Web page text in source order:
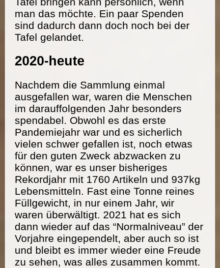
man das möchte. Ein paar Spenden
sind dadurch dann doch noch bei der
Tafel gelandet.
2020-heute
Nachdem die Sammlung einmal
ausgefallen war, waren die Menschen
im darauffolgenden Jahr besonders
spendabel. Obwohl es das erste
Pandemiejahr war und es sicherlich
vielen schwer gefallen ist, noch etwas
für den guten Zweck abzwacken zu
können, war es unser bisheriges
Rekordjahr mit 1760 Artikeln und 937kg
Lebensmitteln. Fast eine Tonne reines
Füllgewicht, in nur einem Jahr, wir
waren überwältigt. 2021 hat es sich
dann wieder auf das “Normalniveau” der
Vorjahre eingependelt, aber auch so ist
und bleibt es immer wieder eine Freude
zu sehen, was alles zusammen kommt.